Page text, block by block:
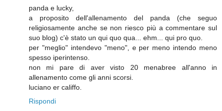
panda e lucky,
a proposito dell'allenamento del panda (che seguo
religiosamente anche se non riesco più a commentare sul
suo blog) c'è stato un qui quo qua... ehm... qui pro quo.
per "meglio" intendevo "meno", e per meno intendo meno
spesso iperintenso.
non mi pare di aver visto 20 menabree all'anno in
allenamento come gli anni scorsi.
luciano er califfo.
Rispondi